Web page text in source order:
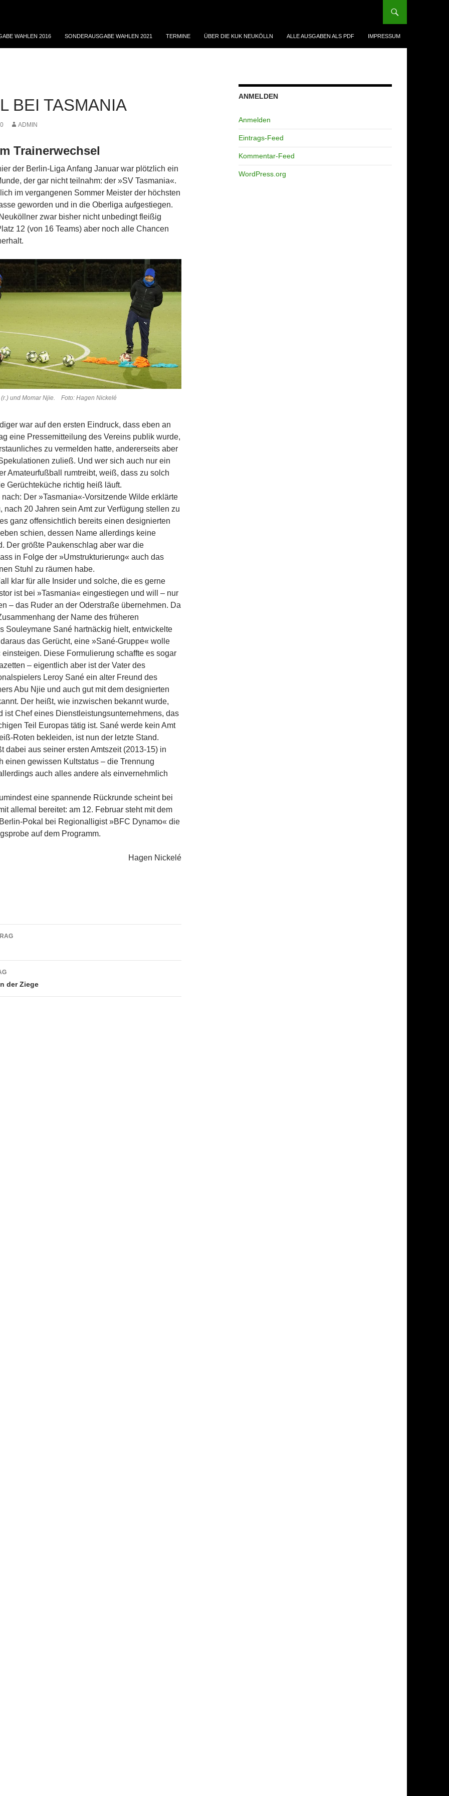
WAHLEN 2016 SONDERAUSGABE WAHLEN 2021 TERMINE ÜBER DIE KUK NEUKÖLLN ALLE AUSGABEN ALS PDF IMPRESSUM
BEI TASMANIA
ADMIN
Trainerwechsel
der Berlin-Liga Anfang Januar war plötzlich ein
der gar nicht teilnahm: der »SV Tasmania«.
im vergangenen Sommer Meister der höchsten
geworden und in die Oberliga aufgestiegen.
zwar bisher nicht unbedingt fleißig
12 (von 16 Teams) aber noch alle Chancen
(r.) und Momar Njie. Foto: Hagen Nickelé
war auf den ersten Eindruck, dass eben an
eine Pressemitteilung des Vereins publik wurde,
zu vermelden hatte, andererseits aber
zuließ. Und wer sich auch nur ein
Amateurfußball rumtreibt, weiß, dass zu solch
Gerüchteküche richtig heiß läuft.
Der »Tasmania«-Vorsitzende Wilde erklärte
nach 20 Jahren sein Amt zur Verfügung stellen zu
ganz offensichtlich bereits einen designierten
schien, dessen Name allerdings keine
Der größte Paukenschlag aber war die
in Folge der »Umstrukturierung« auch das
Stuhl zu räumen habe.
klar für alle Insider und solche, die es gerne
ist bei »Tasmania« eingestiegen und will – nur
– das Ruder an der Oderstraße übernehmen. Da
der Name des früheren
Souleymane Sané hartnäckig hielt, entwickelte
das Gerücht, eine »Sané-Gruppe« wolle
einsteigen. Diese Formulierung schaffte es sogar
– eigentlich aber ist der Vater des
Leroy Sané ein alter Freund des
Abu Njie und auch gut mit dem designierten
Der heißt, wie inzwischen bekannt wurde,
ist Chef eines Dienstleistungsunternehmens, das
Teil Europas tätig ist. Sané werde kein Amt
Roten bekleiden, ist nun der letzte Stand.
dabei aus seiner ersten Amtszeit (2013-15) in
einen gewissen Kultstatus – die Trennung
auch alles andere als einvernehmlich
eine spannende Rückrunde scheint bei
allemal bereitet: am 12. Februar steht mit dem
Pokal bei Regionalligist »BFC Dynamo« die
auf dem Programm.
Hagen Nickelé
der Ziege
ANMELDEN
Anmelden
Eintrags-Feed
Kommentar-Feed
WordPress.org